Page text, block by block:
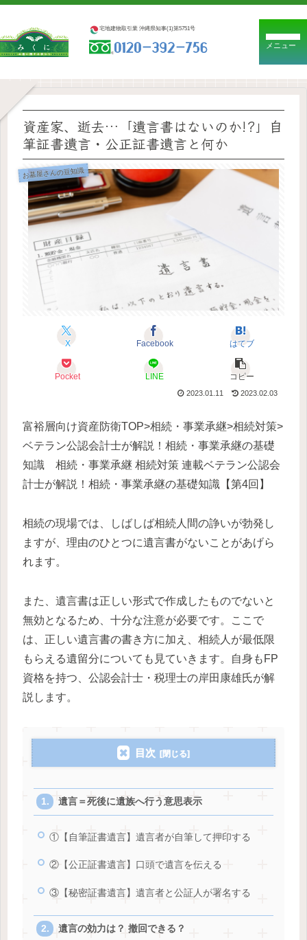
宅地建物取引業 沖縄県知事(1)第5751号
メニュー
資産家、逝去…「遺言書はないのか!?」自
筆証書遺言・公正証書遺言と何か
お墓屋さんの豆知識
X Facebook はてブ
Pocket LINE コピー
2023.01.11 2023.02.03
富裕層向け資産防衛TOP>相続・事業承継>相続対策>
ベテラン公認会計士が解説！相続・事業承継の基礎
知識 相続・事業承継 相続対策 連載ベテラン公認会
計士が解説！相続・事業承継の基礎知識【第4回】
相続の現場では、しばしば相続人間の諍いが勃発し
ますが、理由のひとつに遺言書がないことがあげら
れます。
また、遺言書は正しい形式で作成したものでないと
無効となるため、十分な注意が必要です。ここで
は、正しい遺言書の書き方に加え、相続人が最低限
もらえる遺留分についても見ていきます。自身もFP
資格を持つ、公認会計士・税理士の岸田康雄氏が解
説します。
目次
遺言＝死後に遺族へ行う意思表示
①【自筆証書遺言】遺言者が自筆して押印する
②【公正証書遺言】口頭で遺言を伝える
③【秘密証書遺言】遺言者と公証人が署名する
遺言の効力は？ 撤回できる？